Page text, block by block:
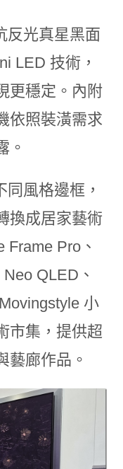
反光真星黑面
LED 技術，
更穩定。內附
依照裝潢需求
。
風格邊框，
換成居家藝術
Frame Pro、
QLED、
小
市集，提供超
藝廊作品。